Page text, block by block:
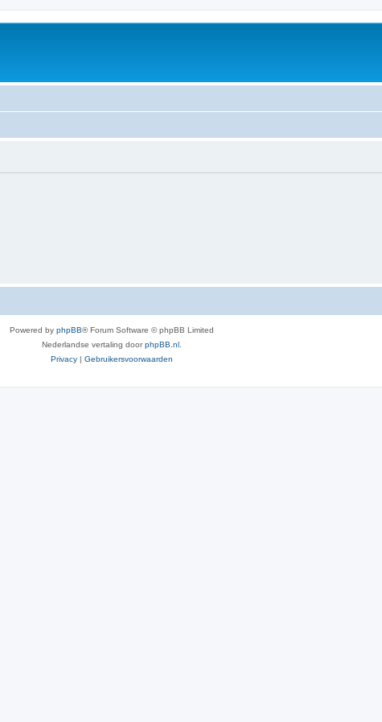
Powered by phpBB® Forum Software © phpBB Limited
Nederlandse vertaling doorphpBB.nl
Privacy | Gebruikersvoorwaarden